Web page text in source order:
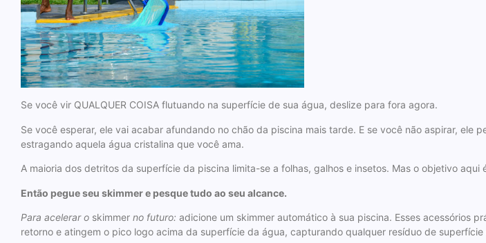
Se você vir QUALQUER COISA flutuando na superfície de sua água, deslize para fora agora.
Se você esperar, ele vai acabar afundando no chão da piscina mais tarde. E se você não aspirar, ele
estragando aquela água cristalina que você ama.
A maioria dos detritos da superfície da piscina limita-se a folhas, galhos e insetos. Mas o objetivo aqui
Então pegue seu skimmer e pesque tudo ao seu alcance.
Para acelerar o skimmer no futuro: adicione um skimmer automático à sua piscina. Esses acessórios
retorno e atingem o pico logo acima da superfície da água, capturando qualquer resíduo de superfície